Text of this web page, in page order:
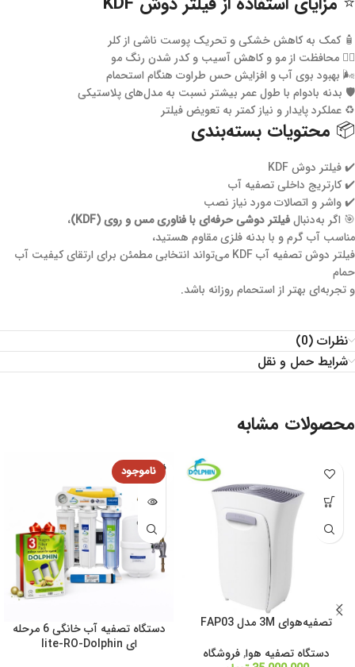
🧴 کمک به کاهش خشکی و تحریک پوست ناشی از کلر
💇‍♀️ محافظت از مو و کاهش آسیب و کدر شدن رنگ مو
🌬️ بهبود بوی آب و افزایش حس طراوت هنگام استحمام
🛡️ بدنه بادوام با طول عمر بیشتر نسبت به مدل‌های پلاستیکی
♻️ عملکرد پایدار و نیاز کمتر به تعویض فیلتر
📦 محتویات بسته‌بندی
✔️ فیلتر دوش KDF
✔️ کارتریج داخلی تصفیه آب
✔️ واشر و اتصالات مورد نیاز نصب
🎯 اگر به‌دنبالفیلتر دوشی حرفه‌ای با فناوری مس و روی (KDF)
،
مناسب آب گرم و با بدنه فلزی مقاوم هستید،
فیلتر دوش تصفیه آب KDF می‌تواند انتخابی مطمئن برای ارتقای کیفیت آب
حمام
و تجربه‌ای بهتر از استحمام روزانه باشد.
نظرات (0)
شرایط حمل و نقل
محصولات مشابه
تصفیه‌هوای 3M مدل FAP03
دستگاه تصفیه هوا,فروشگاه
فروخته
شده
دستگاه تصفیه آب خانگی 6 مرحله
ای lite-RO-Dolphin